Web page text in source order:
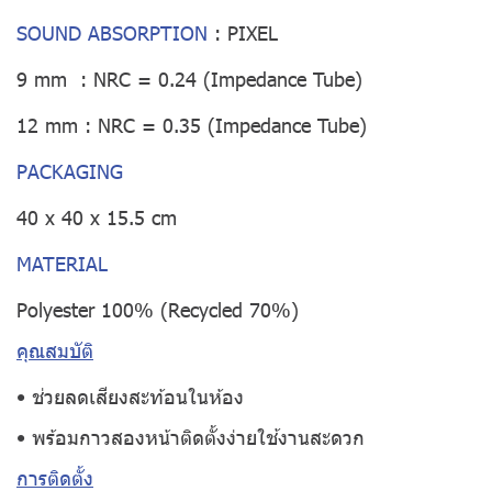
SOUND ABSORPTION : PIXEL
9 mm : NRC = 0.24 (Impedance Tube)
12 mm : NRC = 0.35 (Impedance Tube)
PACKAGING
40 x 40 x 15.5 cm
MATERIAL
Polyester 100% (Recycled 70%)
คุณสมบัติ
• ช่วยลดเสียงสะท้อนในห้อง
• พร้อมกาวสองหน้าติดตั้งง่ายใช้งานสะดวก
การติดตั้ง